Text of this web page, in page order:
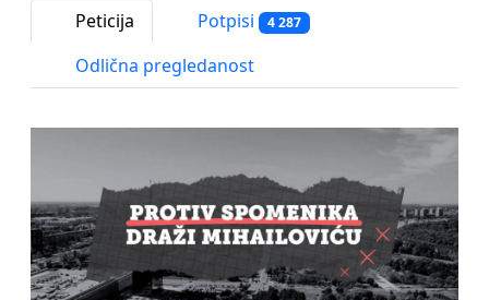
Peticija Potpisi 4 287
Odlična pregledanost